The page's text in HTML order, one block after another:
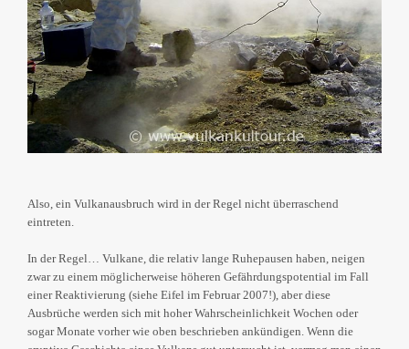
Also, ein Vulkanausbruch wird in der Regel nicht überraschend
eintreten.
In der Regel… Vulkane, die relativ lange Ruhepausen haben, neigen
zwar zu einem möglicherweise höheren Gefährdungspotential im Fall
einer Reaktivierung (siehe Eifel im Februar 2007!), aber diese
Ausbrüche werden sich mit hoher Wahrscheinlichkeit Wochen oder
sogar Monate vorher wie oben beschrieben ankündigen. Wenn die